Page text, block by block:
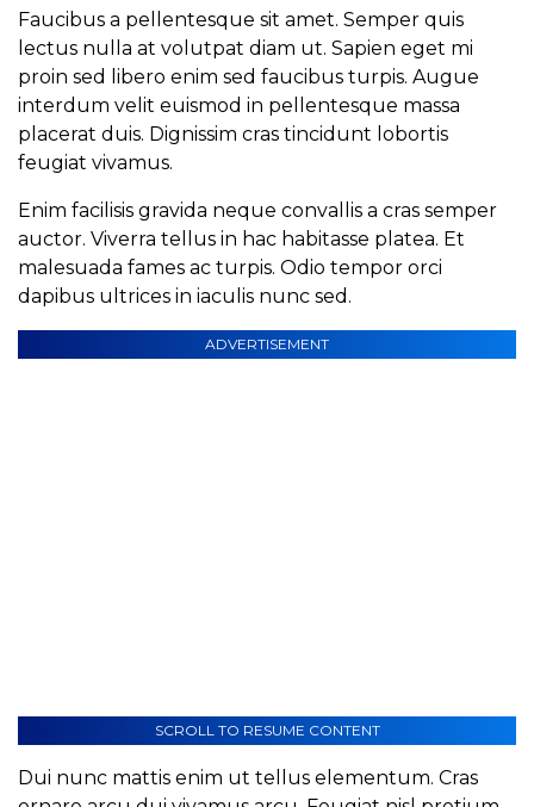
Faucibus a pellentesque sit amet. Semper quis
lectus nulla at volutpat diam ut. Sapien eget mi
proin sed libero enim sed faucibus turpis. Augue
interdum velit euismod in pellentesque massa
placerat duis. Dignissim cras tincidunt lobortis
feugiat vivamus.
Enim facilisis gravida neque convallis a cras semper
auctor. Viverra tellus in hac habitasse platea. Et
malesuada fames ac turpis. Odio tempor orci
dapibus ultrices in iaculis nunc sed.
ADVERTISEMENT
SCROLL TO RESUME CONTENT
Dui nunc mattis enim ut tellus elementum. Cras